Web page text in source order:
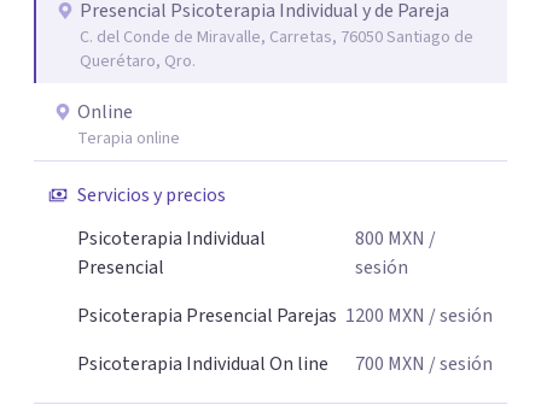
Presencial Psicoterapia Individual y de Pareja
C. del Conde de Miravalle, Carretas, 76050 Santiago de
Querétaro, Qro.
Online
Terapia online
Servicios y precios
Psicoterapia Individual
Presencial
800 MXN /
sesión
Psicoterapia Presencial Parejas 1200 MXN / sesión
Psicoterapia Individual On line
700 MXN / sesión